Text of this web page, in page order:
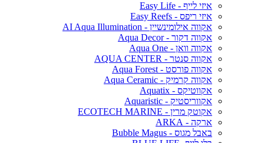
איזי לייף - Easy Life
איזי ריפס - Easy Reefs
אקווה אילומינשיין - AI Aqua Illumination
אקווה דקור - Aqua Decor
אקווה וואן - Aqua One
אקווה סנטר - AQUA CENTER
אקווה פורסט - Aqua Forest
אקווה קרמיק - Aqua Ceramic
אקווטיקס - Aquatix
אקווריסטיק - Aquaristic
אקוטק מרין - ECOTECH MARINE
ארקה - ARKA
באבל מגוס - Bubble Magus